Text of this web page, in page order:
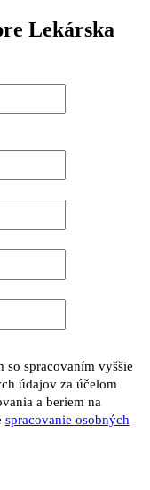
Lekárska
so spracovaním vyššie
údajov za účelom
a beriem na
spracovanie osobných